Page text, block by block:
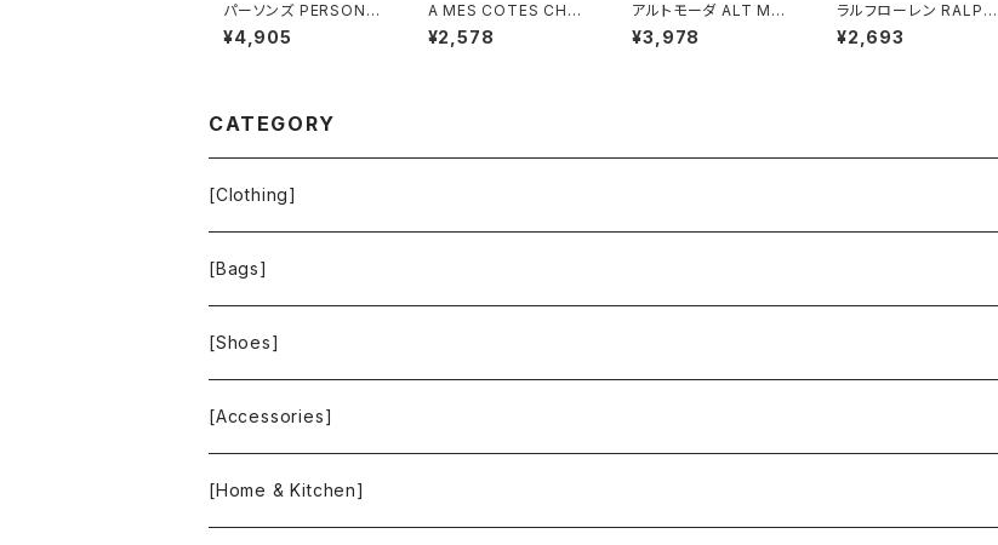
パーソンズ PERSON'S
トレーナー 綿100％ ロ
ゴ刺繡 袖フリル スリッ
¥4,905
A MES COTES CHA
QUE ジャンパースカー
ト チェック柄 ポケット
¥2,578
アルトモーダ ALT MO
DER カーディガン 金ボ
タン ニット 青系 Fサイ
¥3,978
ラルフローレン RALPH
LAUREN ワンピース ノ
ースリーブ 花柄 フレア
¥2,693
CATEGORY
[Clothing]
Krochet Kids International
[Bags]
BAGGU
FOOD TEXTILE
INCASE
[Shoes]
TOMS
[Accessories]
ALEX AND ANI
[Home & Kitchen]